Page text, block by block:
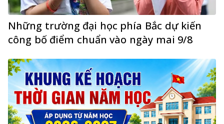
Những trường đại học phía Bắc dự kiến
công bố điểm chuẩn vào ngày mai 9/8